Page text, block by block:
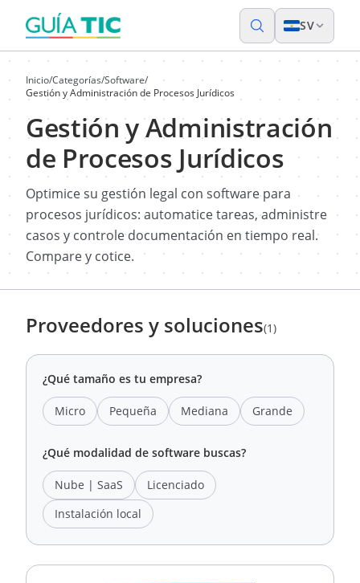
SV
Inicio/Categorías/Software/
Gestión y Administración de Procesos Jurídicos
Gestión y Administración
de Procesos Jurídicos
Optimice su gestión legal con software para
procesos jurídicos: automatice tareas, administre
casos y controle documentación en tiempo real.
Compare y cotice.
Proveedores y soluciones(1)
¿Qué tamaño es tu empresa?
Micro Pequeña Mediana Grande
¿Qué modalidad de software buscas?
Nube | SaaS
Licenciado
Instalación local